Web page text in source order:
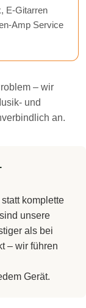
E-Gitarren
Amp Service
– wir
und
an.
komplette
unsere
als bei
– wir führen
Gerät.